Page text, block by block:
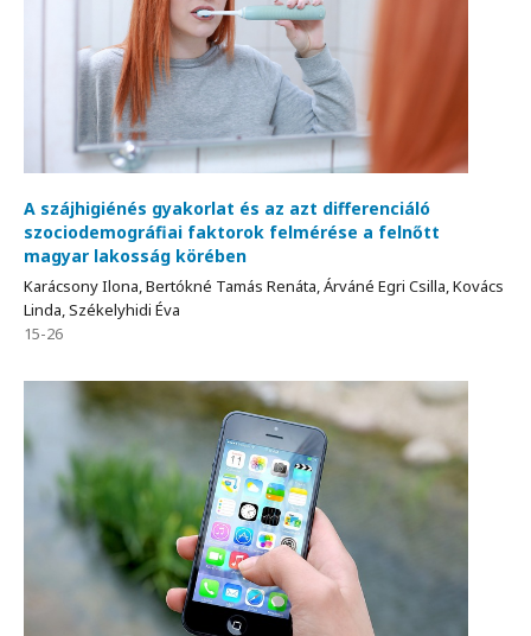
A szájhigiénés gyakorlat és az azt differenciáló
szociodemográfiai faktorok felmérése a felnőtt
magyar lakosság körében
Karácsony Ilona, Bertókné Tamás Renáta, Árváné Egri Csilla, Kovács
Linda, Székelyhidi Éva
15-26